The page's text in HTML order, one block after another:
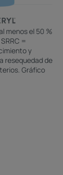
menos el 50 %
=
y
resequedad de
Gráfico